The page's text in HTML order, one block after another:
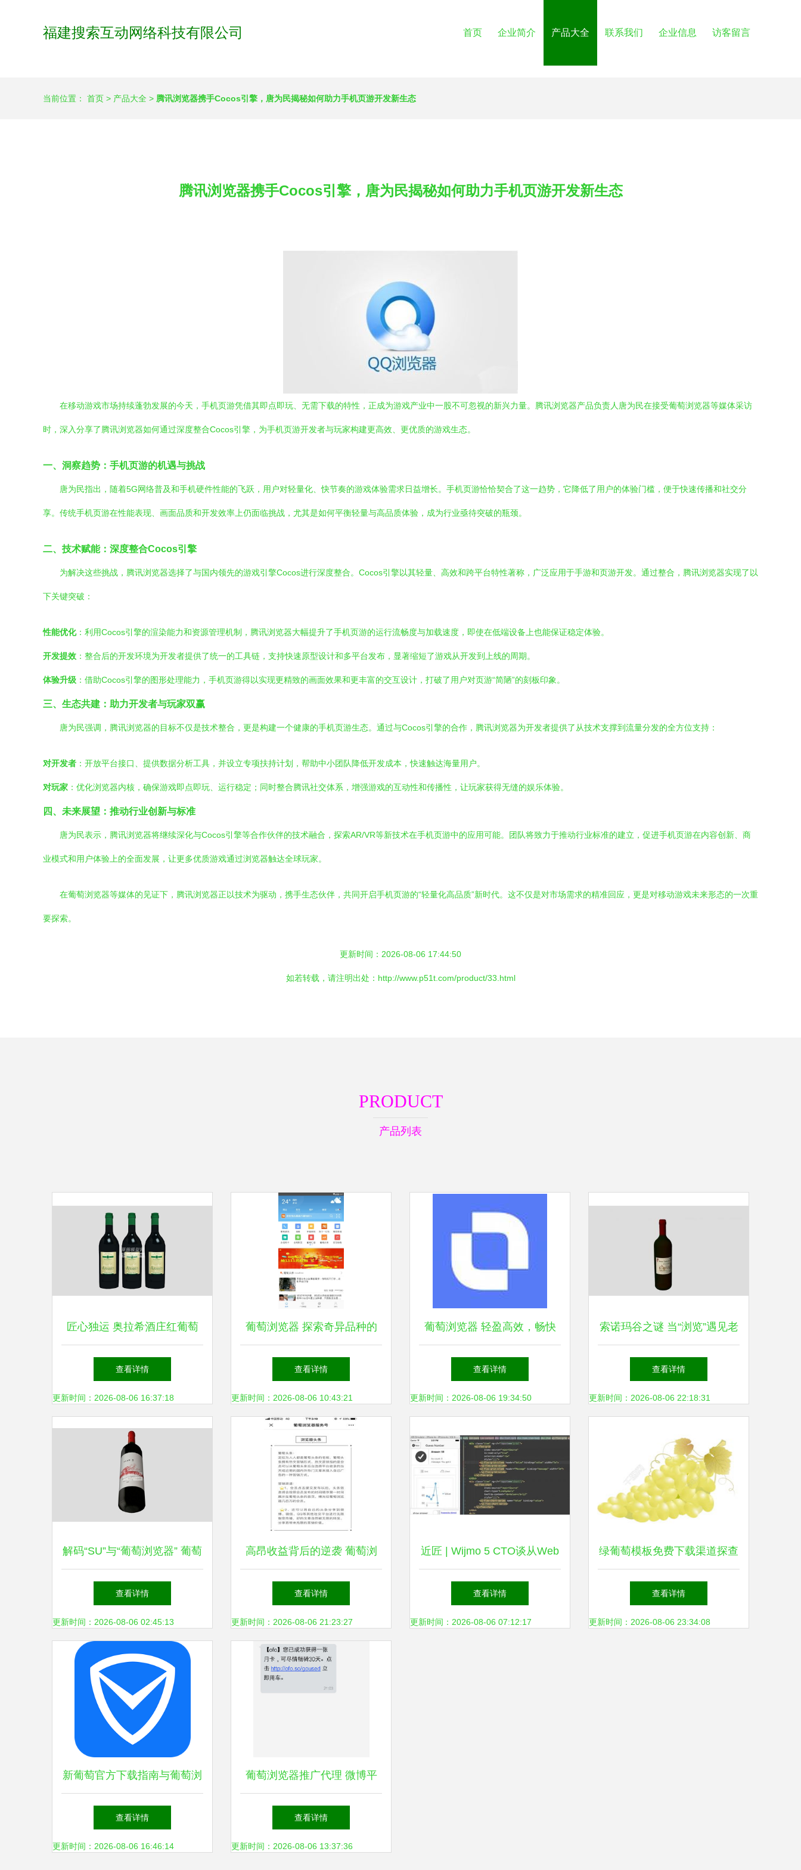
福建搜索互动网络科技有限公司 首页 企业简介 产品大全 联系我们 企业信息 访客留言
当前位置： 首页 > 产品大全 > 腾讯浏览器携手Cocos引擎，唐为民揭秘如何助力手机页游开发新生态
腾讯浏览器携手Cocos引擎，唐为民揭秘如何助力手机页游开发新生态
在移动游戏市场持续蓬勃发展的今天，手机页游凭借其即点即玩、无需下载的特性，正成为游戏产业中一股不可忽视的新兴力量。腾讯浏览器产品负责人唐为民在接受葡萄浏览器等媒体采访
时，深入分享了腾讯浏览器如何通过深度整合Cocos引擎，为手机页游开发者与玩家构建更高效、更优质的游戏生态。
一、洞察趋势：手机页游的机遇与挑战
唐为民指出，随着5G网络普及和手机硬件性能的飞跃，用户对轻量化、快节奏的游戏体验需求日益增长。手机页游恰恰契合了这一趋势，它降低了用户的体验门槛，便于快速传播和社交分
享。传统手机页游在性能表现、画面品质和开发效率上仍面临挑战，尤其是如何平衡轻量与高品质体验，成为行业亟待突破的瓶颈。
二、技术赋能：深度整合Cocos引擎
为解决这些挑战，腾讯浏览器选择了与国内领先的游戏引擎Cocos进行深度整合。Cocos引擎以其轻量、高效和跨平台特性著称，广泛应用于手游和页游开发。通过整合，腾讯浏览器实现了以
下关键突破：
性能优化：利用Cocos引擎的渲染能力和资源管理机制，腾讯浏览器大幅提升了手机页游的运行流畅度与加载速度，即使在低端设备上也能保证稳定体验。
开发提效 ：整合后的开发环境为开发者提供了统一的工具链，支持快速原型设计和多平台发布，显著缩短了游戏从开发到上线的周期。
体验升级 ：借助Cocos引擎的图形处理能力，手机页游得以实现更精致的画面效果和更丰富的交互设计，打破了用户对页游“简陋”的刻板印象。
三、生态共建：助力开发者与玩家双赢
唐为民强调，腾讯浏览器的目标不仅是技术整合，更是构建一个健康的手机页游生态。通过与Cocos引擎的合作，腾讯浏览器为开发者提供了从技术支撑到流量分发的全方位支持：
对开发者 ：开放平台接口、提供数据分析工具，并设立专项扶持计划，帮助中小团队降低开发成本，快速触达海量用户。
对玩家 ：优化浏览器内核，确保游戏即点即玩、运行稳定；同时整合腾讯社交体系，增强游戏的互动性和传播性，让玩家获得无缝的娱乐体验。
四、未来展望：推动行业创新与标准
唐为民表示，腾讯浏览器将继续深化与Cocos引擎等合作伙伴的技术融合，探索AR/VR等新技术在手机页游中的应用可能。团队将致力于推动行业标准的建立，促进手机页游在内容创新、商
业模式和用户体验上的全面发展，让更多优质游戏通过浏览器触达全球玩家。
在葡萄浏览器等媒体的见证下，腾讯浏览器正以技术为驱动，携手生态伙伴，共同开启手机页游的“轻量化高品质”新时代。这不仅是对市场需求的精准回应，更是对移动游戏未来形态的一次重
要探索。
更新时间：2026-08-06 17:44:50
如若转载，请注明出处：http://www.p51t.com/product/33.html
PRODUCT
产品列表
匠心独运 奥拉希酒庄红葡萄
酒的杯中风尚
查看详情
更新时间：2026-08-06 16:37:18
葡萄浏览器 探索奇异品种的
美味世界
查看详情
更新时间：2026-08-06 10:43:21
葡萄浏览器 轻盈高效，畅快
上网的智能选择
查看详情
更新时间：2026-08-06 19:34:50
索诺玛谷之谜 当“浏览”遇见老
色丹SU
查看详情
更新时间：2026-08-06 22:18:31
解码“SU”与“葡萄浏览器” 葡萄
酒标签背后的数字未来
查看详情
更新时间：2026-08-06 02:45:13
高昂收益背后的逆袭 葡萄浏
览器如何扛起国产大旗
查看详情
更新时间：2026-08-06 21:23:27
近匠 | Wijmo 5 CTO谈从Web
到移动 我的25年编程生涯与
工具进化之路
查看详情
更新时间：2026-08-06 07:12:17
绿葡萄模板免费下载渠道探查
与技巧指南
查看详情
更新时间：2026-08-06 23:34:08
新葡萄官方下载指南与葡萄浏
览器功能解析
查看详情
更新时间：2026-08-06 16:46:14
葡萄浏览器推广代理 微博平
台上的机遇与挑战
查看详情
更新时间：2026-08-06 13:37:36